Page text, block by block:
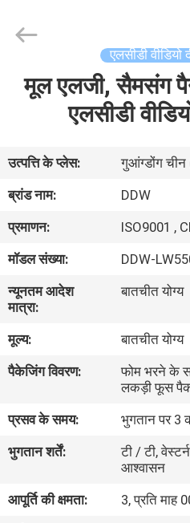
घर
हमारे
बारे
कारखाना
गुणवत्ता
नियंत्रण
संपर्क
करें
Rights
एलसीडी वीडियो
मूल एलजी, सैमसंग
एलसीडी
उत्पत्ति के प्लेस:
गुआंग्डोंग चीन
ब्रांड नाम:
DDW
प्रमाणन:
ISO9001 ,
मॉडल संख्या:
DDW-
न्यूनतम आदेश
मात्रा:
बातचीत योग्य
मूल्य:
बातचीत योग्य
पैकेजिंग विवरण:
फोम भरने के
लकड़ी फूस
प्रसव के समय:
भुगतान पर 3
भुगतान शर्तें:
टी / टी,
आश्वासन
आपूर्ति की क्षमता:
3, प्रति माह